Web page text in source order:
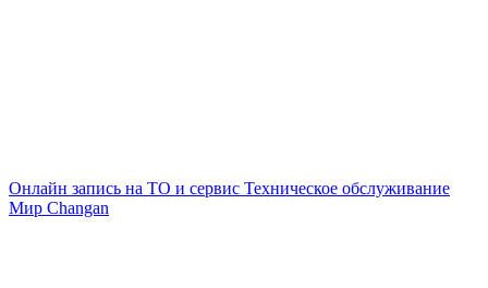
Онлайн запись на ТО и сервис Техническое обслуживание
Мир Changan